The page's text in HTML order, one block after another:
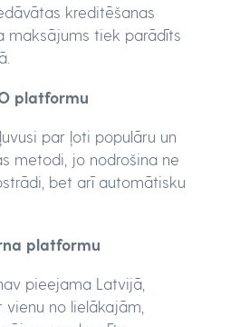
kreditēšanas
maksājums tiek parādīts
platformu
par ļoti populāru un
metodi, jo nodrošina ne
bet arī automātisku
platformu
pieejama Latvijā,
no lielākajām,